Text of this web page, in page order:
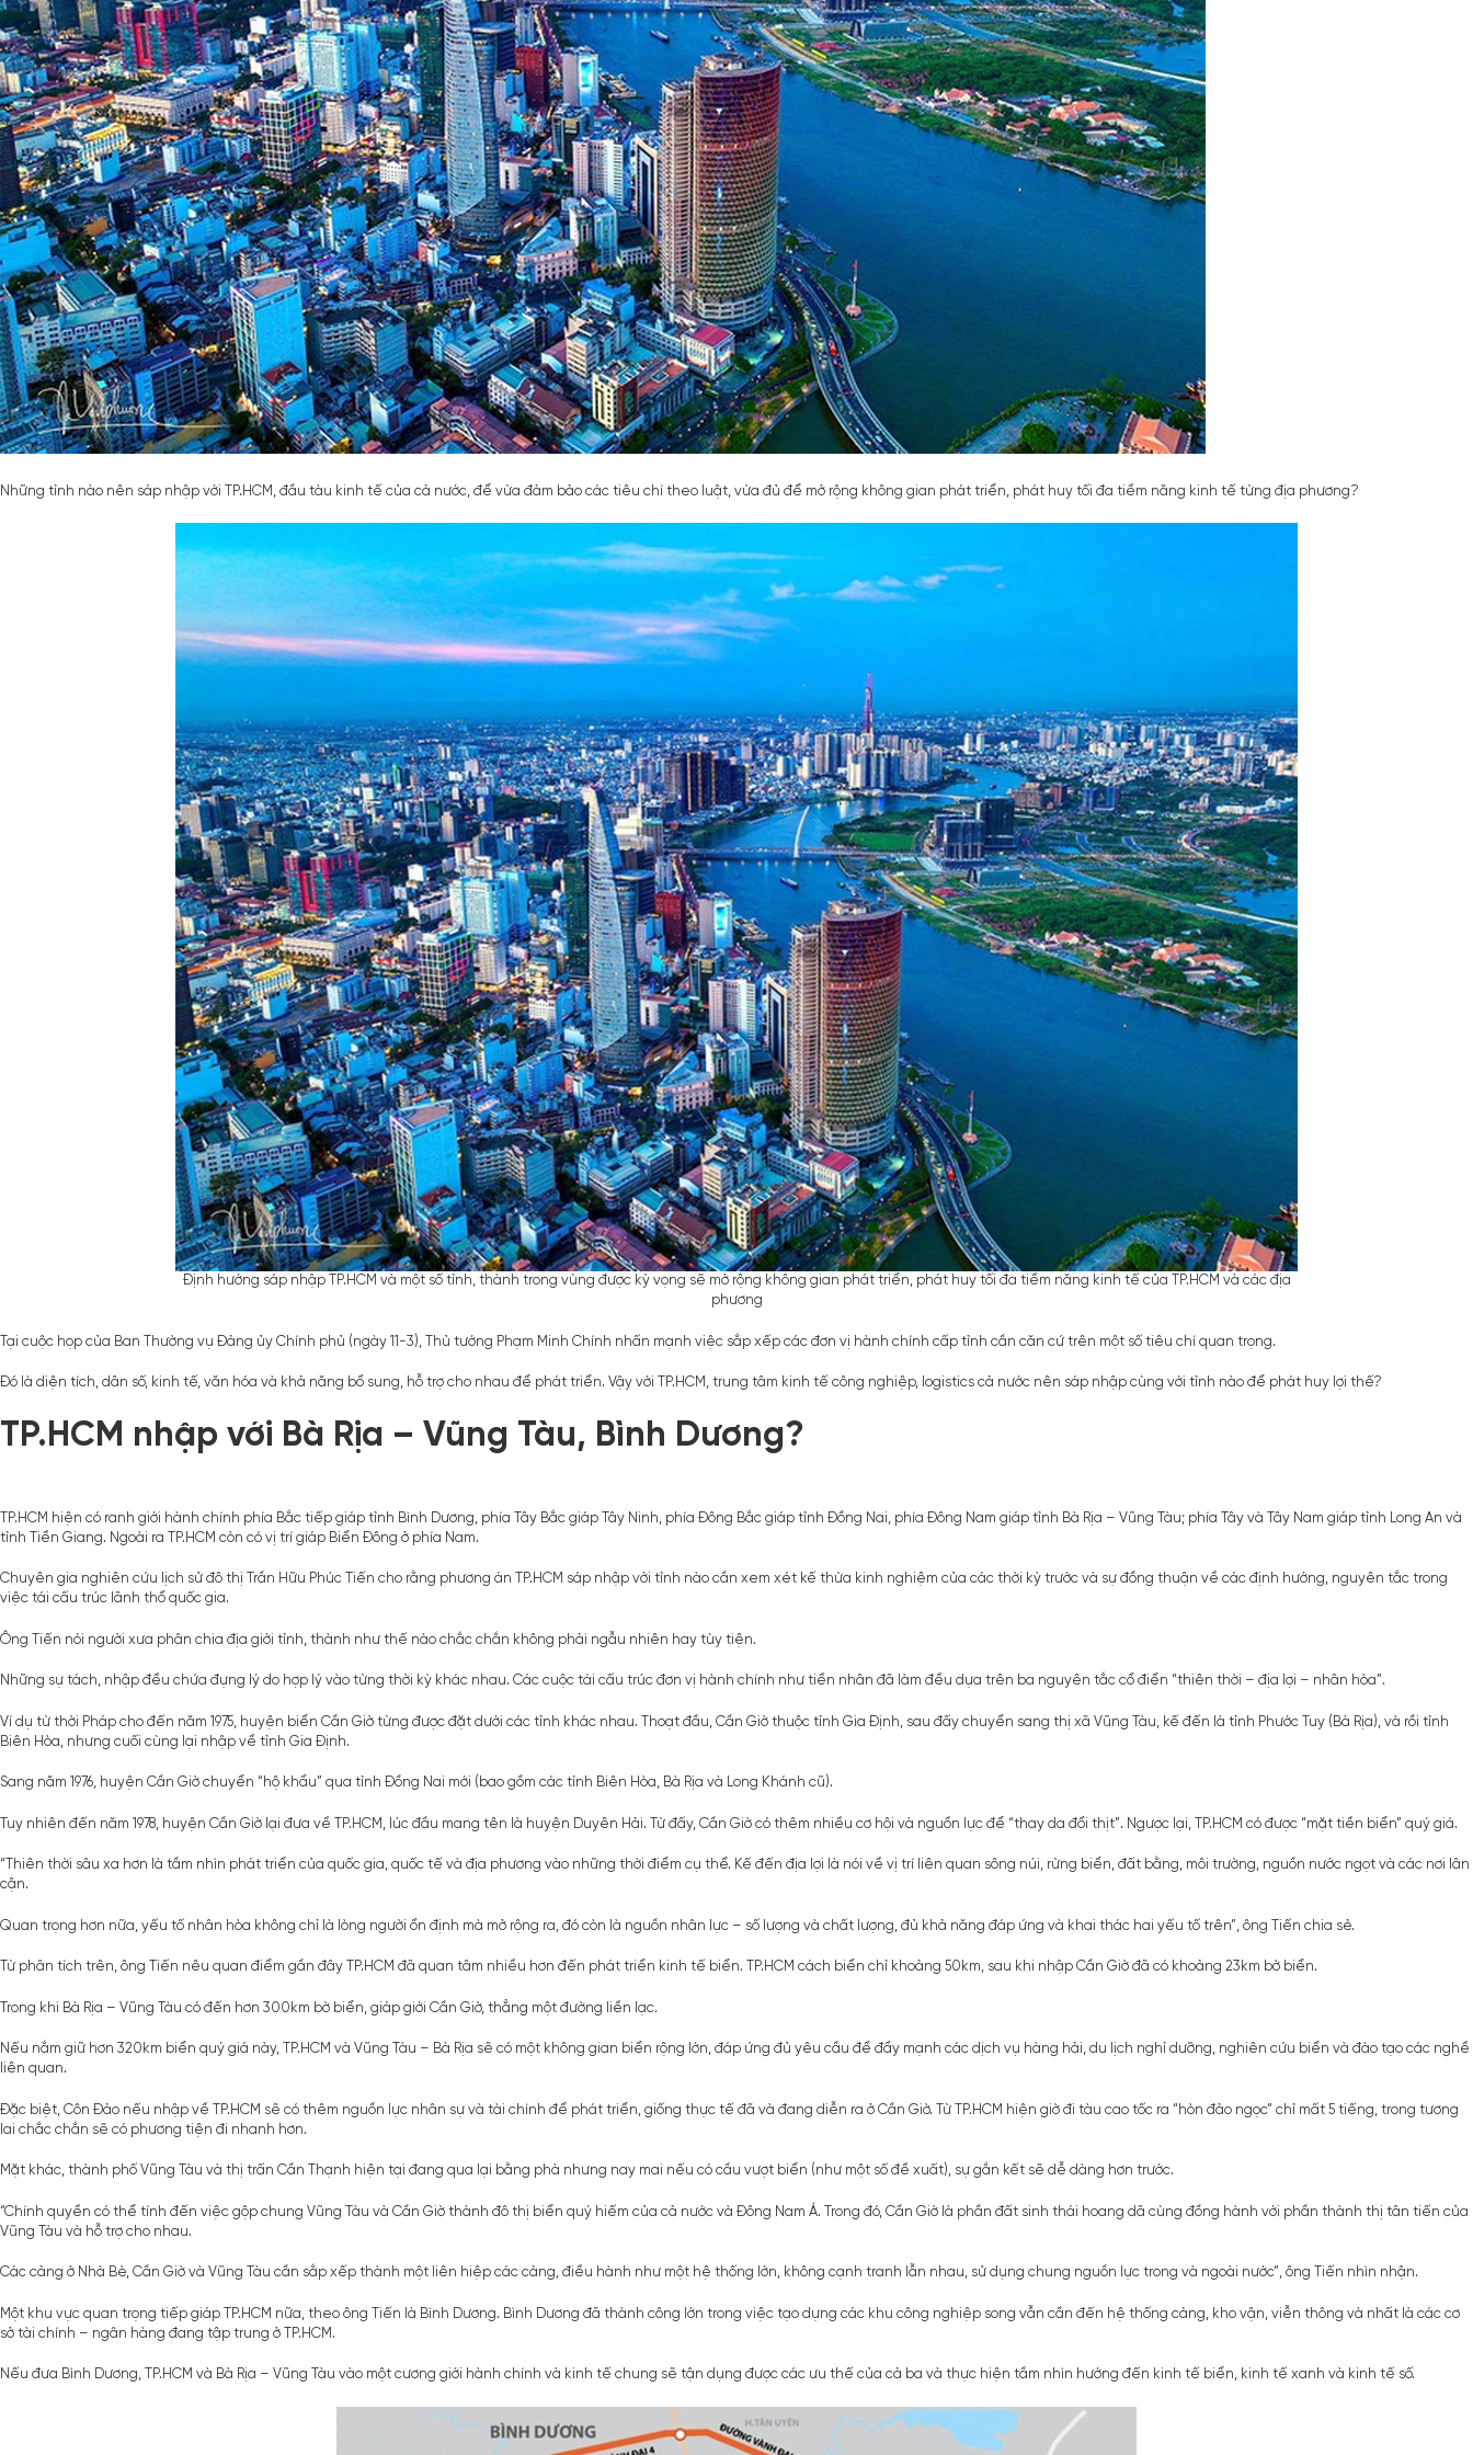
Những tỉnh nào nên sáp nhập với TP.HCM, đầu tàu kinh tế của cả nước, để vừa đảm bảo các tiêu chí theo luật, vừa đủ để mở rộng không gian phát triển, phát huy tối đa tiềm năng kinh tế từng địa phương?
Định hướng sáp nhập TP.HCM và một số tỉnh, thành trong vùng được kỳ vọng sẽ mở rộng không gian phát triển, phát huy tối đa tiềm năng kinh tế của TP.HCM và các địa
phương
Tại cuộc họp của Ban Thường vụ Đảng ủy Chính phủ (ngày 11-3), Thủ tướng Phạm Minh Chính nhấn mạnh việc sắp xếp các đơn vị hành chính cấp tỉnh cần căn cứ trên một số tiêu chí quan trọng.
Đó là diện tích, dân số, kinh tế, văn hóa và khả năng bổ sung, hỗ trợ cho nhau để phát triển. Vậy với TP.HCM, trung tâm kinh tế công nghiệp, logistics cả nước nên sáp nhập cùng với tỉnh nào để phát huy lợi thế?
TP.HCM nhập với Bà Rịa – Vũng Tàu, Bình Dương?
TP.HCM hiện có ranh giới hành chính phía Bắc tiếp giáp tỉnh Bình Dương, phía Tây Bắc giáp Tây Ninh, phía Đông Bắc giáp tỉnh Đồng Nai, phía Đông Nam giáp tỉnh Bà Rịa – Vũng Tàu; phía Tây và Tây Nam giáp tỉnh Long An và
tỉnh Tiền Giang. Ngoài ra TP.HCM còn có vị trí giáp Biển Đông ở phía Nam.
Chuyên gia nghiên cứu lịch sử đô thị Trần Hữu Phúc Tiến cho rằng phương án TP.HCM sáp nhập với tỉnh nào cần xem xét kế thừa kinh nghiệm của các thời kỳ trước và sự đồng thuận về các định hướng, nguyên tắc trong
việc tái cấu trúc lãnh thổ quốc gia.
Ông Tiến nói người xưa phân chia địa giới tỉnh, thành như thế nào chắc chắn không phải ngẫu nhiên hay tùy tiện.
Những sự tách, nhập đều chứa đựng lý do hợp lý vào từng thời kỳ khác nhau. Các cuộc tái cấu trúc đơn vị hành chính như tiền nhân đã làm đều dựa trên ba nguyên tắc cổ điển “thiên thời – địa lợi – nhân hòa”.
Ví dụ từ thời Pháp cho đến năm 1975, huyện biển Cần Giờ từng được đặt dưới các tỉnh khác nhau. Thoạt đầu, Cần Giờ thuộc tỉnh Gia Định, sau đấy chuyển sang thị xã Vũng Tàu, kế đến là tỉnh Phước Tuy (Bà Rịa), và rồi tỉnh
Biên Hòa, nhưng cuối cùng lại nhập về tỉnh Gia Định.
Sang năm 1976, huyện Cần Giờ chuyển “hộ khẩu” qua tỉnh Đồng Nai mới (bao gồm các tỉnh Biên Hòa, Bà Rịa và Long Khánh cũ).
Tuy nhiên đến năm 1978, huyện Cần Giờ lại đưa về TP.HCM, lúc đầu mang tên là huyện Duyên Hải. Từ đấy, Cần Giờ có thêm nhiều cơ hội và nguồn lực để “thay da đổi thịt”. Ngược lại, TP.HCM có được “mặt tiền biển” quý giá.
“Thiên thời sâu xa hơn là tầm nhìn phát triển của quốc gia, quốc tế và địa phương vào những thời điểm cụ thể. Kế đến địa lợi là nói về vị trí liên quan sông núi, rừng biển, đất bằng, môi trường, nguồn nước ngọt và các nơi lân
cận.
Quan trọng hơn nữa, yếu tố nhân hòa không chỉ là lòng người ổn định mà mở rộng ra, đó còn là nguồn nhân lực – số lượng và chất lượng, đủ khả năng đáp ứng và khai thác hai yếu tố trên”, ông Tiến chia sẻ.
Từ phân tích trên, ông Tiến nêu quan điểm gần đây TP.HCM đã quan tâm nhiều hơn đến phát triển kinh tế biển. TP.HCM cách biển chỉ khoảng 50km, sau khi nhập Cần Giờ đã có khoảng 23km bờ biển.
Trong khi Bà Rịa – Vũng Tàu có đến hơn 300km bờ biển, giáp giới Cần Giờ, thẳng một đường liền lạc.
Nếu nắm giữ hơn 320km biển quý giá này, TP.HCM và Vũng Tàu – Bà Rịa sẽ có một không gian biển rộng lớn, đáp ứng đủ yêu cầu để đẩy mạnh các dịch vụ hàng hải, du lịch nghỉ dưỡng, nghiên cứu biển và đào tạo các nghề
liên quan.
Đặc biệt, Côn Đảo nếu nhập về TP.HCM sẽ có thêm nguồn lực nhân sự và tài chính để phát triển, giống thực tế đã và đang diễn ra ở Cần Giờ. Từ TP.HCM hiện giờ đi tàu cao tốc ra “hòn đảo ngọc” chỉ mất 5 tiếng, trong tương
lai chắc chắn sẽ có phương tiện đi nhanh hơn.
Mặt khác, thành phố Vũng Tàu và thị trấn Cần Thạnh hiện tại đang qua lại bằng phà nhưng nay mai nếu có cầu vượt biển (như một số đề xuất), sự gắn kết sẽ dễ dàng hơn trước.
“Chính quyền có thể tính đến việc gộp chung Vũng Tàu và Cần Giờ thành đô thị biển quý hiếm của cả nước và Đông Nam Á. Trong đó, Cần Giờ là phần đất sinh thái hoang dã cùng đồng hành với phần thành thị tân tiến của
Vũng Tàu và hỗ trợ cho nhau.
Các cảng ở Nhà Bè, Cần Giờ và Vũng Tàu cần sắp xếp thành một liên hiệp các cảng, điều hành như một hệ thống lớn, không cạnh tranh lẫn nhau, sử dụng chung nguồn lực trong và ngoài nước”, ông Tiến nhìn nhận.
Một khu vực quan trọng tiếp giáp TP.HCM nữa, theo ông Tiến là Bình Dương. Bình Dương đã thành công lớn trong việc tạo dựng các khu công nghiệp song vẫn cần đến hệ thống cảng, kho vận, viễn thông và nhất là các cơ
sở tài chính – ngân hàng đang tập trung ở TP.HCM.
Nếu đưa Bình Dương, TP.HCM và Bà Rịa – Vũng Tàu vào một cương giới hành chính và kinh tế chung sẽ tận dụng được các ưu thế của cả ba và thực hiện tầm nhìn hướng đến kinh tế biển, kinh tế xanh và kinh tế số.